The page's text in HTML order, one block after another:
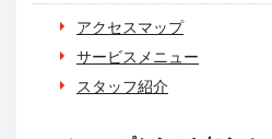
アクセスマップ
サービスメニュー
スタッフ紹介